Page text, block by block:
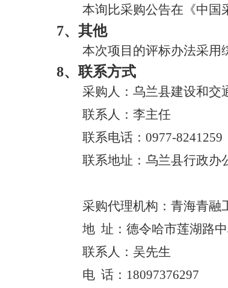
本询比采购公告在《中国
7、其他
本次项目的评标办法采用
8、联系方式
采购人： 乌兰县建设和交
联系人： 李主任
联系电话： 0977-8241259
联系地址： 乌兰县行政办
采购代理机构： 青海青融
地 址： 德令哈市莲湖路
联系人： 吴先生
电 话： 18097376297